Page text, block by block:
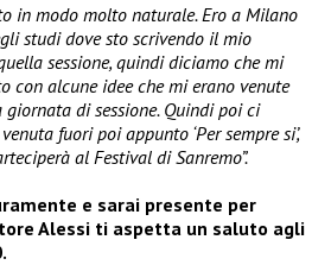
in modo molto naturale. Ero a Milano
studi dove sto scrivendo il mio
sessione, quindi diciamo che mi
con alcune idee che mi erano venute
di sessione. Quindi poi ci
fuori poi appunto ‘Per sempre si’,
al Festival di Sanremo”.
e sarai presente per
Alessi ti aspetta un saluto agli